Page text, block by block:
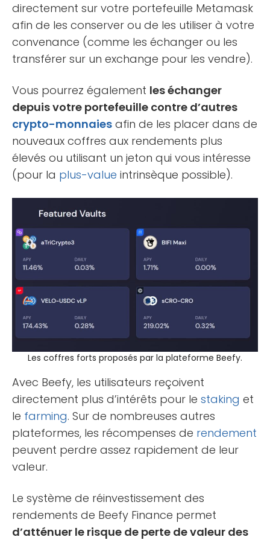
directement sur votre portefeuille Metamask
afin de les conserver ou de les utiliser à votre
convenance (comme les échanger ou les
transférer sur un exchange pour les vendre).
Vous pourrez également les échanger
depuis votre portefeuille contre d’autres
crypto-monnaies afin de les placer dans de
nouveaux coffres aux rendements plus
élevés ou utilisant un jeton qui vous intéresse
(pour la plus-value intrinsèque possible).
Les coffres forts proposés par la plateforme Beefy.
Avec Beefy, les utilisateurs reçoivent
directement plus d’intérêts pour le staking et
le farming. Sur de nombreuses autres
plateformes, les récompenses de rendement
peuvent perdre assez rapidement de leur
valeur.
Le système de réinvestissement des
rendements de Beefy Finance permet
d’atténuer le risque de perte de valeur des